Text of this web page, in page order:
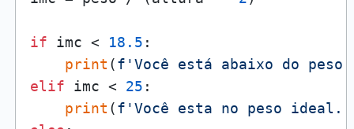
if imc < 18.5 :
print (f'Você está abaixo do
elif imc < 25 :
print (f'Você esta no peso ideal.